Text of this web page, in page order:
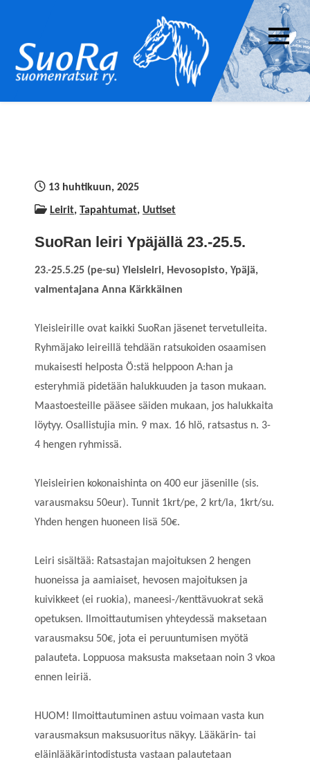
content
Suomenratsut ry. –
13 huhtikuun, 2025
Leirit, Tapahtumat, Uutiset
SuoRan leiri Ypäjällä 23.-25.5.
23.-25.5.25 (pe-su) Yleisleiri, Hevosopisto, Ypäjä,
valmentajana Anna Kärkkäinen
Yleisleirille ovat kaikki SuoRan jäsenet tervetulleita.
Ryhmäjako leireillä tehdään ratsukoiden osaamisen
mukaisesti helposta Ö:stä helppoon A:han ja
esteryhmiä pidetään halukkuuden ja tason mukaan.
Maastoesteille pääsee säiden mukaan, jos halukkaita
löytyy. Osallistujia min. 9 max. 16 hlö, ratsastus n. 3-
4 hengen ryhmissä.
Yleisleirien kokonaishinta on 400 eur jäsenille (sis.
varausmaksu 50eur). Tunnit 1krt/pe, 2 krt/la, 1krt/su.
Yhden hengen huoneen lisä 50€.
Leiri sisältää: Ratsastajan majoituksen 2 hengen
huoneissa ja aamiaiset, hevosen majoituksen ja
kuivikkeet (ei ruokia), maneesi-/kenttävuokrat sekä
opetuksen. Ilmoittautumisen yhteydessä maksetaan
varausmaksu 50€, jota ei peruuntumisen myötä
palauteta. Loppuosa maksusta maksetaan noin 3 vkoa
ennen leiriä.
HUOM! Ilmoittautuminen astuu voimaan vasta kun
varausmaksun maksusuoritus näkyy. Lääkärin- tai
eläinlääkärintodistusta vastaan palautetaan